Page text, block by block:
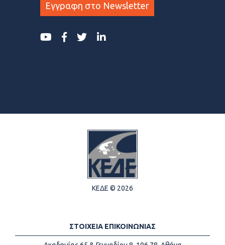
Εγγραφη στο Newsletter
ΚΕΔΕ © 2026
ΣΤΟΙΧΕΙΑ ΕΠΙΚΟΙΝΩΝΙΑΣ